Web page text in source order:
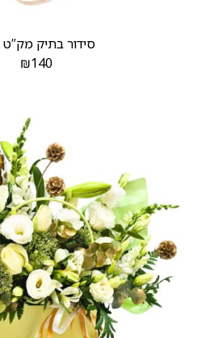
סידור בתיק מק”ט 759
₪140